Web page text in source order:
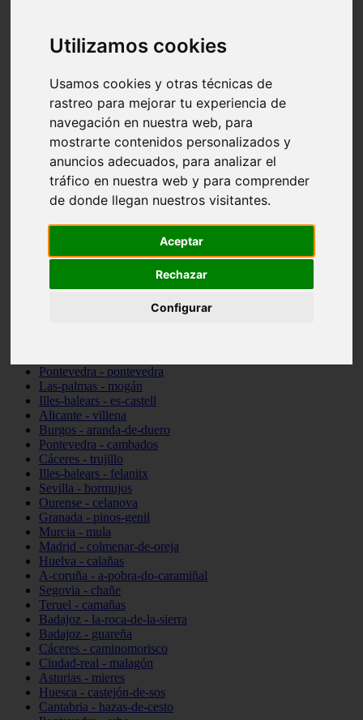
Utilizamos cookies
Usamos cookies y otras técnicas de
rastreo para mejorar tu experiencia de
navegación en nuestra web, para
mostrarte contenidos personalizados y
anuncios adecuados, para analizar el
tráfico en nuestra web y para comprender
de donde llegan nuestros visitantes.
Aceptar
Rechazar
Configurar
Málaga - nerja
Girona - blanes
Málaga - marbella
Asturias - gijón
Girona - figueres
Alicante - santa-pola
Almería - roquetas-de-mar
Girona - tossa-de-mar
Barcelona - sant-cugat-del-vallès
Alicante - l39alfàs-del-pi
Barcelona - vilanova-i-la-geltrú
Castellón - peñíscola
Illes-balears - sant-josep-de-sa-talaia
Pontevedra - pontevedra
Las-palmas - mogán
Illes-balears - es-castell
Alicante - villena
Burgos - aranda-de-duero
Pontevedra - cambados
Cáceres - trujillo
Illes-balears - felanitx
Sevilla - bormujos
Ourense - celanova
Granada - pinos-genil
Murcia - mula
Madrid - colmenar-de-oreja
Huelva - calañas
A-coruña - a-pobra-do-caramiñal
Segovia - chañe
Teruel - camañas
Badajoz - la-roca-de-la-sierra
Badajoz - guareña
Cáceres - caminomorisco
Ciudad-real - malagón
Asturias - mieres
Huesca - castejón-de-sos
Cantabria - hazas-de-cesto